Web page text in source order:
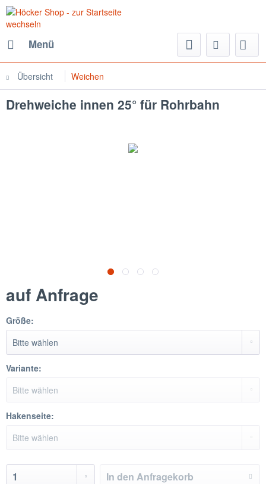
Menü
Übersicht Weichen
Drehweiche innen 25° für Rohrbahn
auf Anfrage
Größe:
Variante:
Hakenseite:
In den Anfragekorb